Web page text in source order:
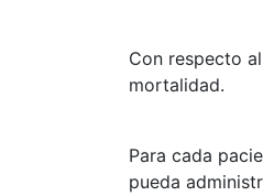
Con respecto
mortalidad.
Para cada
pueda